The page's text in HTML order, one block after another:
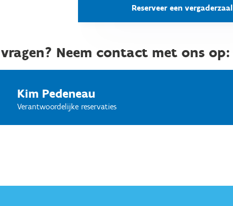
Reserveer een vergaderzaal
Neem contact met ons op:
Kim Pedeneau
Verantwoordelijke reservaties